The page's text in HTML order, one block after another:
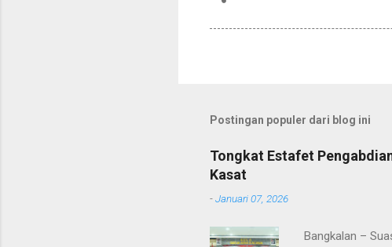
Postingan populer dari blog ini
Tongkat Estafet
Kasat
-Januari 07, 2026
Bangkalan –